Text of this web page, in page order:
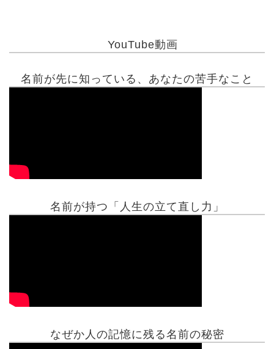
YouTube動画
名前が先に知っている、あなたの苦手なこと
名前が持つ「人生の立て直し力」
なぜか人の記憶に残る名前の秘密